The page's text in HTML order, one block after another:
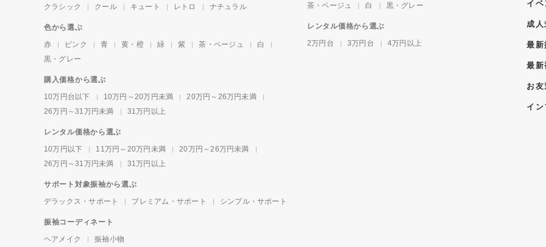
クラシック
クール キュート レトロ ナチュラル
色から選ぶ
赤
ピンク 青 黄・橙 緑 紫 茶・ベージュ
白
黒・グレー
購入価格から選ぶ
10万円台以下
10万円～20万円未満
20万円～26万円未満
26万円～31万円未満
31万円以上
レンタル価格から選ぶ
10万円以下
11万円～20万円未満
20万円～26万円未満
26万円～31万円未満
31万円以上
サポート対象振袖から選ぶ
デラックス・サポート
プレミアム・サポート シンプル・サポート
振袖コーディネート
ヘアメイク
振袖小物
茶・ベージュ
白 黒・グレー
レンタル価格から選ぶ
2万円台
3万円台 4万円以上
イ
成
最
最
お
イ